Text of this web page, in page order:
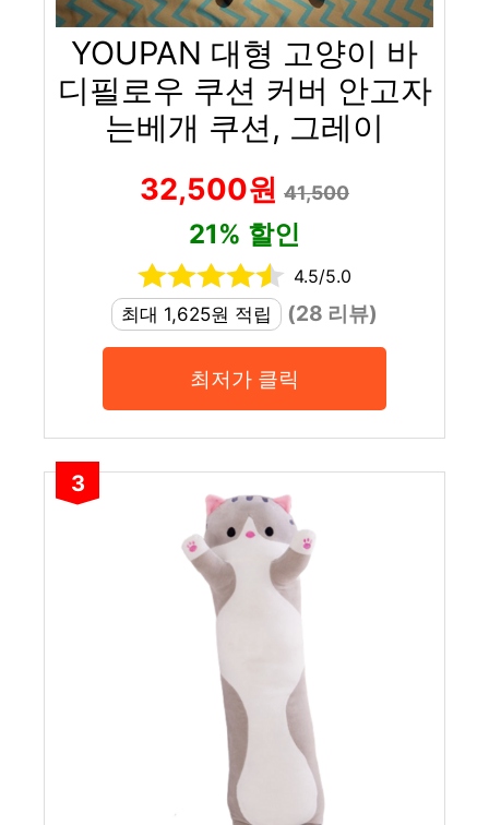
YOUPAN 대형 고양이 바
디필로우 쿠션 커버 안고자
는베개 쿠션, 그레이
32,500원 41,500
21% 할인
4.5/5.0
최대 1,625원 적립
(28 리뷰)
최저가 클릭
3